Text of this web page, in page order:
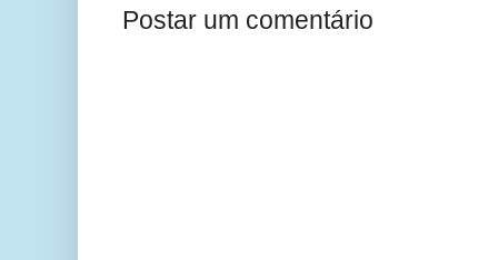
Postar um comentário